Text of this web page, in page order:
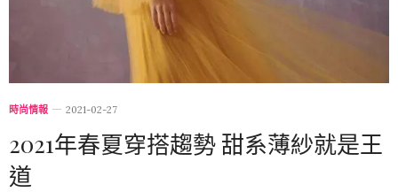
時尚情報 2021-02-27
2021年春夏穿搭趨勢 甜系薄紗就是王
道